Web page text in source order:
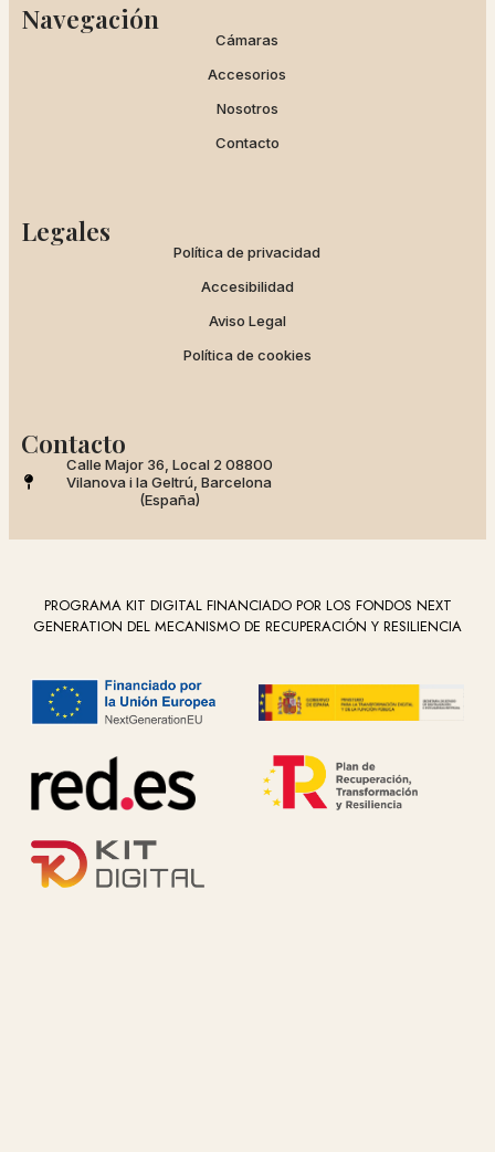
Navegación
Cámaras
Accesorios
Nosotros
Contacto
Legales
Política de privacidad
Accesibilidad
Aviso Legal
Política de cookies
Contacto
Calle Major 36, Local 2 08800
Vilanova i la Geltrú, Barcelona
(España)
PROGRAMA KIT DIGITAL FINANCIADO POR LOS FONDOS NEXT
GENERATION DEL MECANISMO DE RECUPERACIÓN Y RESILIENCIA